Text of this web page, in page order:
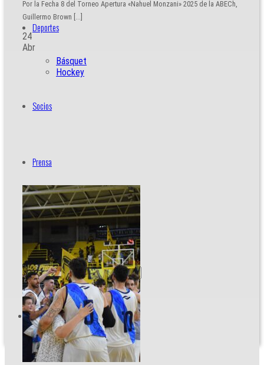
Deportes
Básquet
Hockey
Socios
Prensa
Acreditaciones
Por la Fecha 8 del Torneo Apertura «Nahuel Monzani» 2025 de la ABECh,
Guillermo Brown [...]
24
Abr